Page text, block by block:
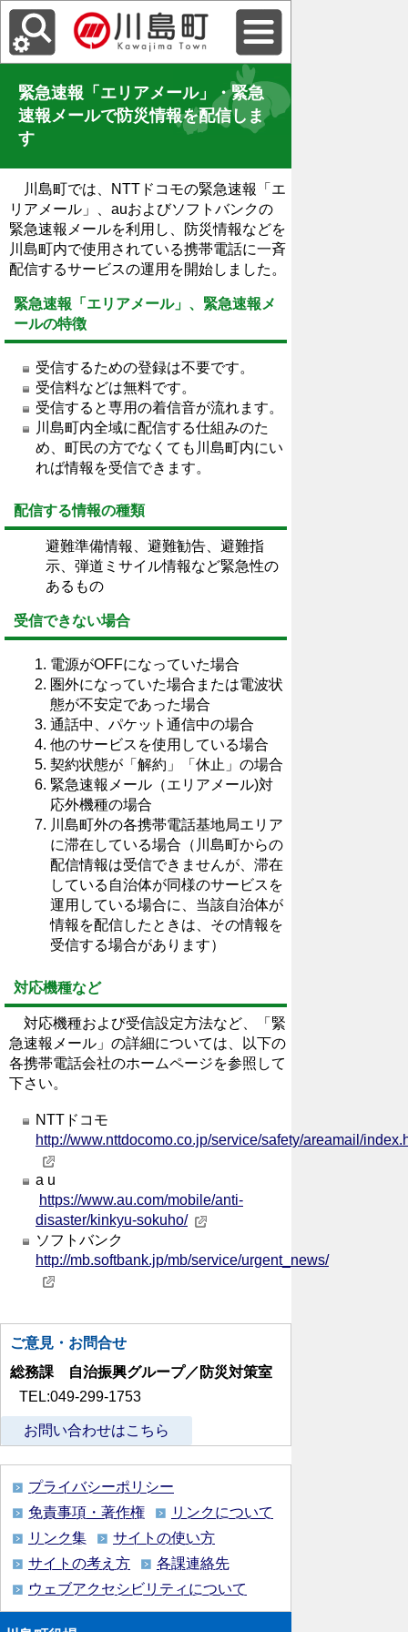
緊急速報「エリアメール」・緊急
速報メールで防災情報を配信しま
す
川島町では、NTTドコモの緊急速報「エ
リアメール」、auおよびソフトバンクの
緊急速報メールを利用し、防災情報などを
川島町内で使用されている携帯電話に一斉
配信するサービスの運用を開始しました。
緊急速報「エリアメール」、緊急速報メ
ールの特徴
受信するための登録は不要です。
受信料などは無料です。
受信すると専用の着信音が流れます。
川島町内全域に配信する仕組みのた
め、町民の方でなくても川島町内にい
れば情報を受信できます。
配信する情報の種類
避難準備情報、避難勧告、避難指
示、弾道ミサイル情報など緊急性の
あるもの
受信できない場合
電源がOFFになっていた場合
圏外になっていた場合または電波状
態が不安定であった場合
通話中、パケット通信中の場合
他のサービスを使用している場合
契約状態が「解約」「休止」の場合
緊急速報メール（エリアメール)対
応外機種の場合
川島町外の各携帯電話基地局エリア
に滞在している場合（川島町からの
配信情報は受信できませんが、滞在
している自治体が同様のサービスを
運用している場合に、当該自治体が
情報を配信したときは、その情報を
受信する場合があります）
対応機種など
対応機種および受信設定方法など、「緊
急速報メール」の詳細については、以下の
各携帯電話会社のホームページを参照して
下さい。
NTTドコモ
http://www.nttdocomo.co.jp/service/safety/areamail/
a u
https://www.au.com/mobile/anti-
disaster/kinkyu-sokuho/
ソフトバンク
http://mb.softbank.jp/mb/service/urgent_news/
ご意見・お問合せ
総務課 自治振興グループ／防災対策室
TEL:049-299-1753
お問い合わせはこちら
プライバシーポリシー
免責事項・著作権
リンクについて
リンク集
サイトの使い方
サイトの考え方
各課連絡先
ウェブアクセシビリティについて